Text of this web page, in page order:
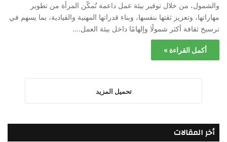
والشمول، من خلال توفير بيئة عمل داعمة تُمكّن المرأة من تطوير
مهاراتها، وتعزيز ثقتها بنفسها، وبناء قدراتها المهنية والقيادية، بما يسهم في
ترسيخ ثقافة أكثر شمولًا وإلهامًا داخل بيئة العمل.…
أكمل القراءة »
تحميل المزيد
أخر المقالات